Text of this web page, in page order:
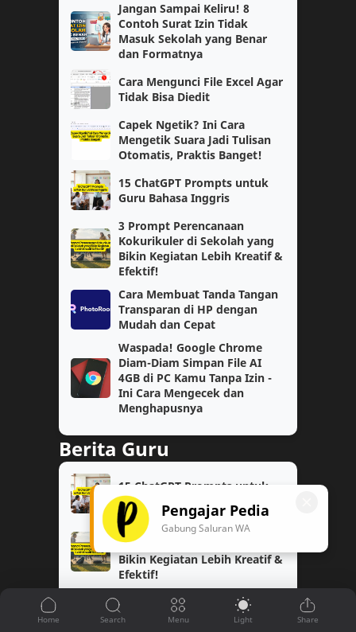
Cerita Reflektif Motivasi
SAS
Tutorial
Pembahasan
Lomba Siswa
Materi Pelajaran PPG Daljab
Ekonomi
Kelas 4
PAS
Semester 1
jaringan kelas 2
Guru Kelas
Kokurikuler Matematika Tingkat Lanjut
Jangan Sampai Keliru! 8
Contoh Surat Izin Tidak
Masuk Sekolah yang Benar
dan Formatnya
Cara Mengunci File Excel Agar
Tidak Bisa Diedit
Capek Ngetik? Ini Cara
Mengetik Suara Jadi Tulisan
Otomatis, Praktis Banget!
15 ChatGPT Prompts untuk
Guru Bahasa Inggris
3 Prompt Perencanaan
Kokurikuler di Sekolah yang
Bikin Kegiatan Lebih Kreatif &
Efektif!
Cara Membuat Tanda Tangan
Transparan di HP dengan
Mudah dan Cepat
Waspada! Google Chrome
Diam-Diam Simpan File AI
4GB di PC Kamu Tanpa Izin -
Ini Cara Mengecek dan
Menghapusnya
Berita Guru
15 ChatGPT Prompts untuk
Guru Bahasa Inggris
3 Prompt Perencanaan
Kokurikuler di Sekolah yang
Bikin Kegiatan Lebih Kreatif &
Efektif!
Penjaringan Data Guru Belum
Bersertifikat 2026: Fakta
Penting yang Wajib Kamu
Pengajar Pedia
Gabung Saluran WA